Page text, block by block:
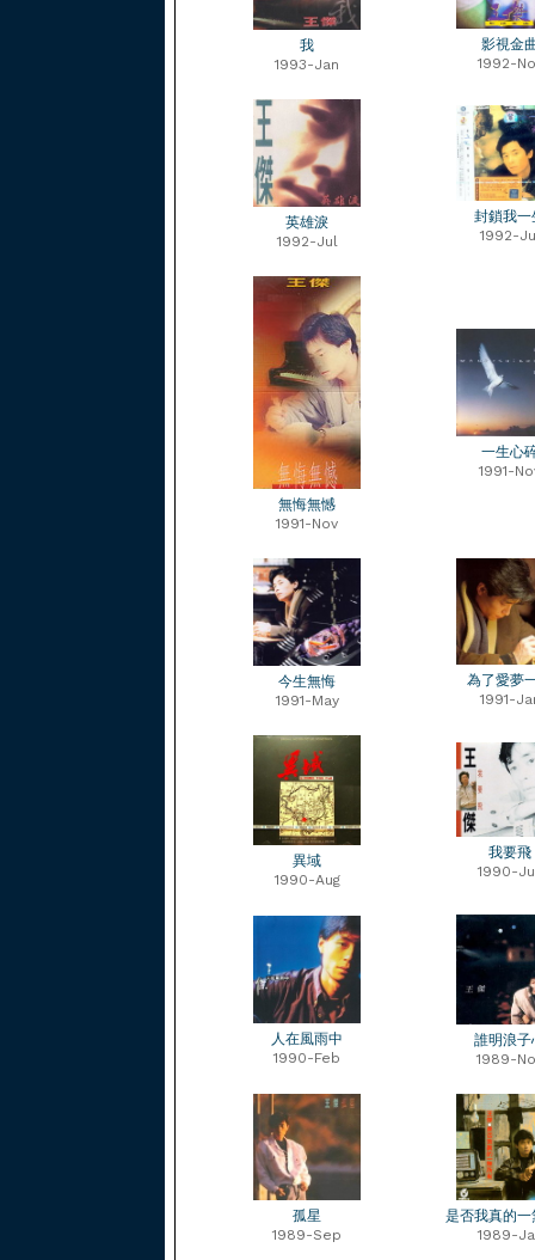
我
1993-Jan
影視金
1992-
英雄淚
1992-Jul
封鎖我一
1992-
無悔無憾
1991-Nov
一生心
1991-
今生無悔
1991-May
為了愛夢
1991-
異域
1990-Aug
我要飛
1990-
人在風雨中
1990-Feb
誰明浪子
1989-
孤星
1989-Sep
是否我真的一
1989-